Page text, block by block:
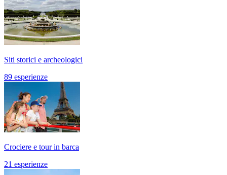
Siti storici e archeologici
89 esperienze
Crociere e tour in barca
21 esperienze